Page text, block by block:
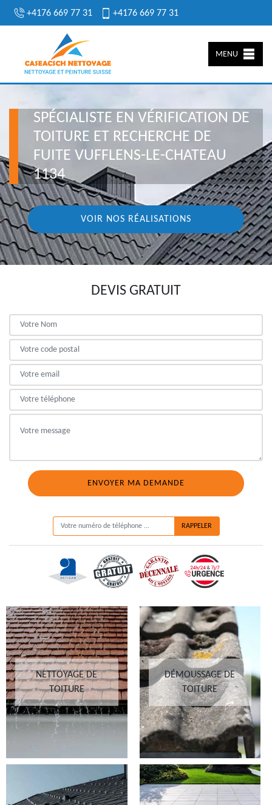
+4176 669 77 31 +4176 669 77 31
MENU
SPÉCIALISTE EN VÉRIFICATION DE
TOITURE ET RECHERCHE DE
FUITE VUFFLENS-LE-CHATEAU
1134
VOIR NOS RÉALISATIONS
DEVIS GRATUIT
NETTOYAGE DE
TOITURE
DÉMOUSSAGE DE
TOITURE